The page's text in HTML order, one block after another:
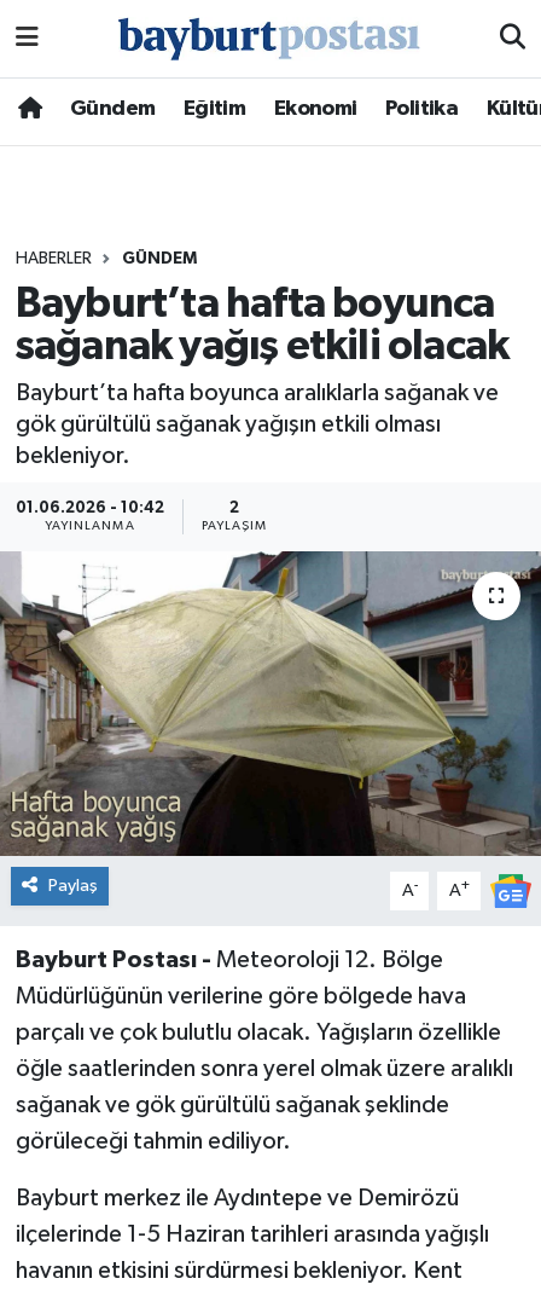
Gündem Eğitim Ekonomi Politika
HABERLER GÜNDEM
Bayburt’ta hafta boyunca
sağanak yağış etkili olacak
Bayburt’ta hafta boyunca aralıklarla sağanak ve
gök gürültülü sağanak yağışın etkili olması
bekleniyor.
01.06.2026 - 10:42
YAYINLANMA
2
PAYLAŞIM
Paylaş A- A+
Bayburt Postası - Meteoroloji 12. Bölge
Müdürlüğünün verilerine göre bölgede hava
parçalı ve çok bulutlu olacak. Yağışların özellikle
öğle saatlerinden sonra yerel olmak üzere aralıklı
sağanak ve gök gürültülü sağanak şeklinde
görüleceği tahmin ediliyor.
Bayburt merkez ile Aydıntepe ve Demirözü
ilçelerinde 1-5 Haziran tarihleri arasında yağışlı
havanın etkisini sürdürmesi bekleniyor. Kent
Hava Durumu
Süper Lig Puan Durumu ve Fikstür
Tüm Manşetler
Son Dakika Haberleri
Haber Arşivi